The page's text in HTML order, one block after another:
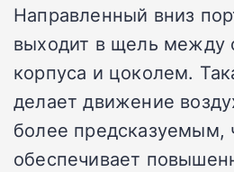
Направленный вниз
выходит в щель между
корпуса и цоколем.
делает движение
более предсказуемым,
обеспечивает